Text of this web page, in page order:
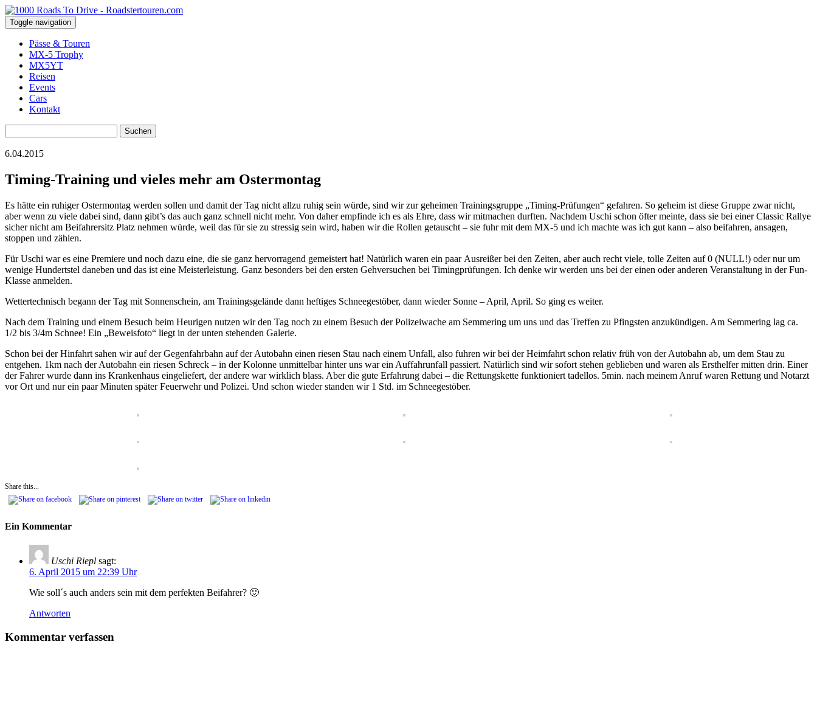
Toggle navigation
Pässe & Touren
MX-5 Trophy
MX5YT
Reisen
Events
Cars
Kontakt
nach:
6.04.2015
Timing-Training und vieles mehr am Ostermontag
Es hätte ein ruhiger Ostermontag werden sollen und damit der Tag nicht allzu ruhig sein würde, sind wir zur geheimen Trainingsgruppe „Timing-Prüfungen“ gefahren. So geheim ist diese Gruppe zwar nicht,
aber wenn zu viele dabei sind, dann gibt’s das auch ganz schnell nicht mehr. Von daher empfinde ich es als Ehre, dass wir mitmachen durften. Nachdem Uschi schon öfter meinte, dass sie bei einer Classic Rallye
sicher nicht am Beifahrersitz Platz nehmen würde, weil das für sie zu stressig sein wird, haben wir die Rollen getauscht – sie fuhr mit dem MX-5 und ich machte was ich gut kann – also beifahren, ansagen,
stoppen und zählen.
Für Uschi war es eine Premiere und noch dazu eine, die sie ganz hervorragend gemeistert hat! Natürlich waren ein paar Ausreißer bei den Zeiten, aber auch recht viele, tolle Zeiten auf 0 (NULL!) oder nur um
wenige Hundertstel daneben und das ist eine Meisterleistung. Ganz besonders bei den ersten Gehversuchen bei Timingprüfungen. Ich denke wir werden uns bei der einen oder anderen Veranstaltung in der Fun-
Klasse anmelden.
Wettertechnisch begann der Tag mit Sonnenschein, am Trainingsgelände dann heftiges Schneegestöber, dann wieder Sonne – April, April. So ging es weiter.
Nach dem Training und einem Besuch beim Heurigen nutzen wir den Tag noch zu einem Besuch der Polizeiwache am Semmering um uns und das Treffen zu Pfingsten anzukündigen. Am Semmering lag ca.
1/2 bis 3/4m Schnee! Ein „Beweisfoto“ liegt in der unten stehenden Galerie.
Schon bei der Hinfahrt sahen wir auf der Gegenfahrbahn auf der Autobahn einen riesen Stau nach einem Unfall, also fuhren wir bei der Heimfahrt schon relativ früh von der Autobahn ab, um dem Stau zu
entgehen. 1km nach der Autobahn ein riesen Schreck – in der Kolonne unmittelbar hinter uns war ein Auffahrunfall passiert. Natürlich sind wir sofort stehen geblieben und waren als Ersthelfer mitten drin. Einer
der Fahrer wurde dann ins Krankenhaus eingeliefert, der andere war wirklich blass. Aber die gute Erfahrung dabei – die Rettungskette funktioniert tadellos. 5min. nach meinem Anruf waren Rettung und Notarzt
vor Ort und nur ein paar Minuten später Feuerwehr und Polizei. Und schon wieder standen wir 1 Std. im Schneegestöber.
Share this...
Ein Kommentar
Uschi Riepl sagt:
6. April 2015 um 22:39 Uhr
Wie soll´s auch anders sein mit dem perfekten Beifahrer? 🙂
Antworten
Kommentar verfassen